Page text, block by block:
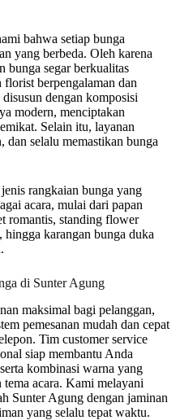
bahwa setiap bunga
yang berbeda. Oleh karena
bunga segar berkualitas
berpengalaman dan
dengan komposisi
modern, menciptakan
Selain itu, layanan
dan selalu memastikan bunga
rangkaian bunga yang
acara, mulai dari papan
romantis, standing flower
karangan bunga duka
di Sunter Agung
maksimal bagi pelanggan,
pemesanan mudah dan cepat
Tim customer service
siap membantu Anda
kombinasi warna yang
tema acara. Kami melayani
Sunter Agung dengan jaminan
yang selalu tepat waktu.